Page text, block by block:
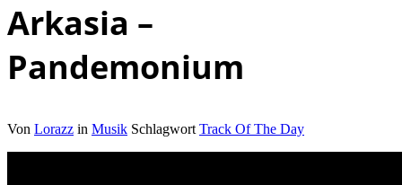
Arkasia –
Pandemonium
Von Lorazz in Musik Schlagwort Track Of The Day